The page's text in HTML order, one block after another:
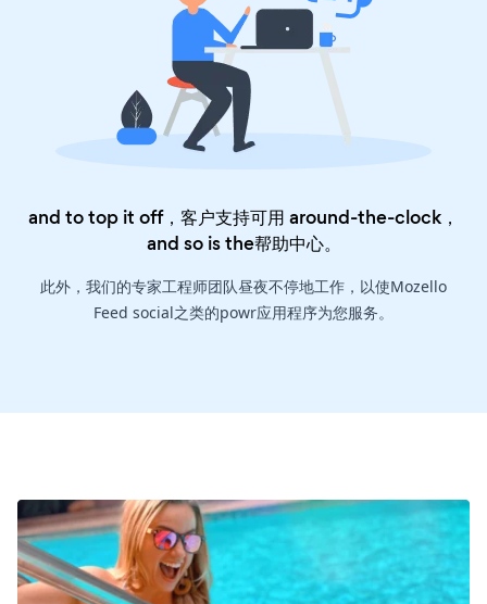
and to top it off，客户支持可用 around-the-clock，
and so is the帮助中心。
此外，我们的专家工程师团队昼夜不停地工作，以使Mozello
Feed social之类的powr应用程序为您服务。